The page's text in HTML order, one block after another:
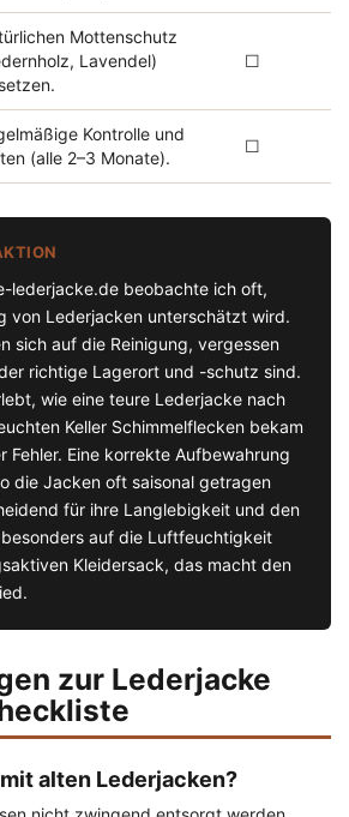
Mottenschutz
Lavendel)
☐
Kontrolle und
(alle 2–3 Monate).
☐
lederjacke.de beobachte ich oft,
von Lederjacken unterschätzt wird.
sich auf die Reinigung, vergessen
richtige Lagerort und -schutz sind.
wie eine teure Lederjacke nach
Keller Schimmelflecken bekam
Fehler. Eine korrekte Aufbewahrung
die Jacken oft saisonal getragen
für ihre Langlebigkeit und den
auf die Luftfeuchtigkeit
Kleidersack, das macht den
zur Lederjacke
alten Lederjacken?